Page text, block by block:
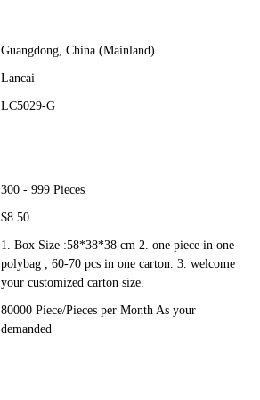
Guangdong, China (Mainland)
Lancai
LC5029-G
300 - 999 Pieces
$8.50
1. Box Size :58*38*38 cm 2. one piece in one
polybag , 60-70 pcs in one carton. 3. welcome
your customized carton size.
80000 Piece/Pieces per Month As your
demanded